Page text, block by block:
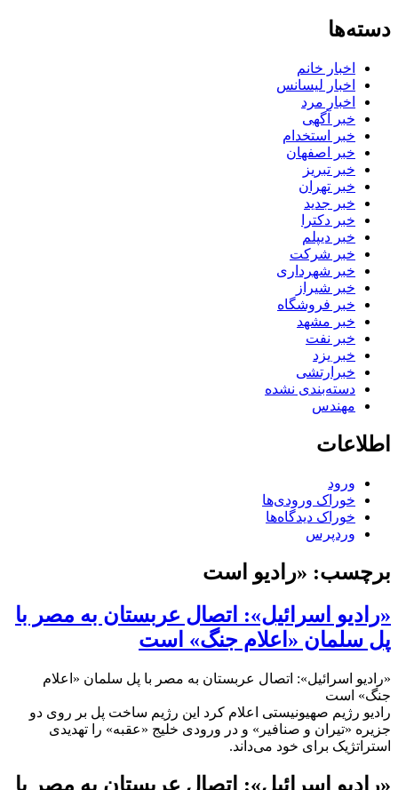
دسته‌ها
اخبار خانم
اخبار لیسانس
اخبار مرد
خبر آگهی
خبر استخدام
خبر اصفهان
خبر تبریز
خبر تهران
خبر جدید
خبر دکترا
خبر دیپلم
خبر شرکت
خبر شهرداری
خبر شیراز
خبر فروشگاه
خبر مشهد
خبر نفت
خبر یزد
خبرارتشی
دسته‌بندی نشده
مهندس
اطلاعات
ورود
خوراک ورودی‌ها
خوراک دیدگاه‌ها
وردپرس
برچسب: «رادیو است
«رادیو اسرائیل»: اتصال عربستان به مصر با
پل سلمان «اعلام جنگ» است
«رادیو اسرائیل»: اتصال عربستان به مصر با پل سلمان «اعلام
جنگ» است
رادیو رژیم صهیونیستی اعلام کرد این رژیم ساخت پل بر روی دو
جزیره «تیران و صنافیر» و در ورودی خلیج «عقبه» را تهدیدی
استراتژیک برای خود می‌داند.
«رادیو اسرائیل»: اتصال عربستان به مصر با